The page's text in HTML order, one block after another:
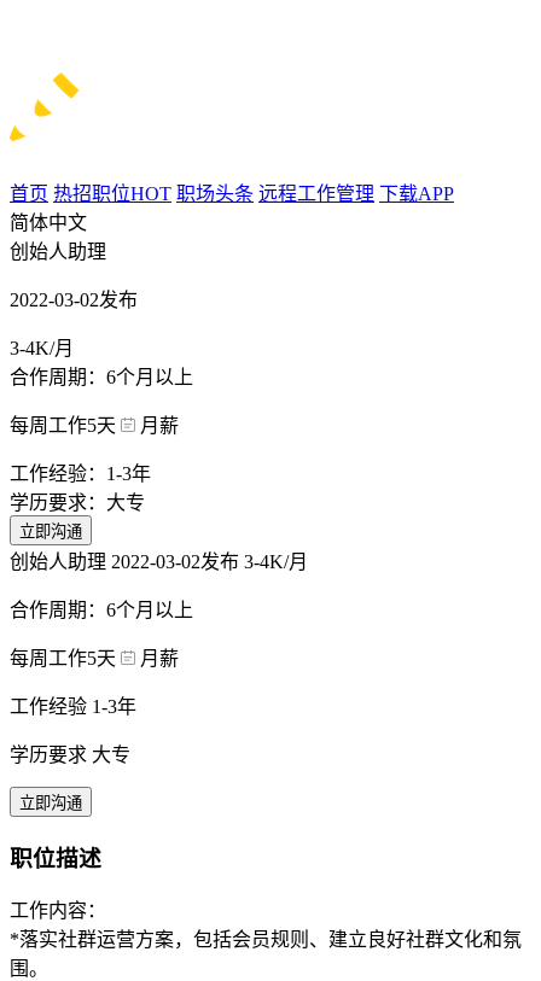
首页 热招职位HOT 职场头条 远程工作管理 下载APP
简体中文
创始人助理
2022-03-02发布
3-4K/月
合作周期：6个月以上
每周工作5天 月薪
工作经验：1-3年
学历要求：大专
立即沟通
创始人助理 2022-03-02发布 3-4K/月
合作周期：6个月以上
每周工作5天 月薪
工作经验 1-3年
学历要求 大专
立即沟通
职位描述
工作内容：
*落实社群运营方案，包括会员规则、建立良好社群文化和氛
围。